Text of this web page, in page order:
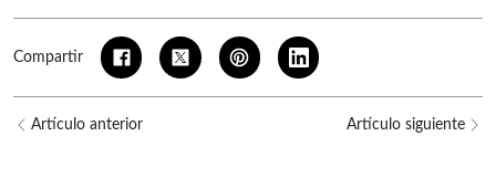
Compartir
Artículo anterior Artículo siguiente